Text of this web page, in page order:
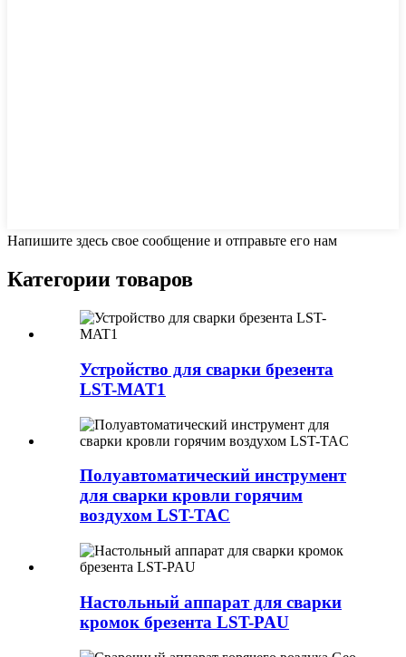
Напишите здесь свое сообщение и отправьте его нам
Категории товаров
Устройство для сварки брезента
LST-MAT1
Полуавтоматический инструмент
для сварки кровли горячим
воздухом LST-TAC
Настольный аппарат для сварки
кромок брезента LST-PAU